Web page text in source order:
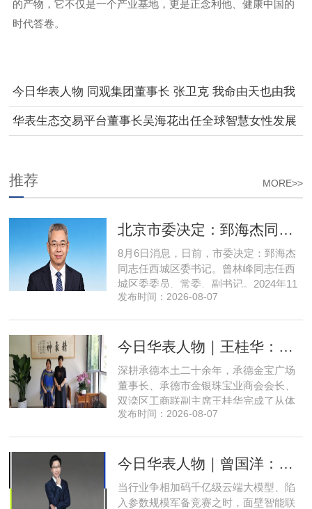
的产物，它不仅是一个产业基地，更是正念利他、健康中国的
时代答卷。
今日华表人物 同观集团董事长 张卫克 我命由天也由我
——博鳌乐活，锚定非药物健康产业新坐标
华表生态交易平台董事长吴海花出任全球智慧女性发展
MORE>>
推荐
北京市委决定：郅海杰同志任西城区委书记
8月6日消息，日前，市委决定：郅海杰
同志任西城区委书记。曾林峰同志任西
城区委委员、常委、副书记。2024年11
月，郅海杰任北京市西城区委副书记，
记、区长。至此番履新。郅海杰，男，
职研究生，中共党员。曾任北京
发布时间：2026-08-07
今日华表人物｜王桂华：扎根承德守本心，三度跨界深耕本土实业新征程
深耕承德本土二十余年，承德金宝广场
董事长、承德市金银珠宝业商会会长、
双滦区工商联副主席王桂华完成了从体
制内从业者、玉石珠宝创业者，到地产
来，三四线城市创业最忌讳浮躁跟风、
立足本地需求顺势迭代，方能穿
发布时间：2026-08-07
今日华表人物｜曾国洋：弃参数内卷，以知识密度铸就端侧 AI 新未来
当行业争相加码千亿级云端大模型、陷
入参数规模军备竞赛之时，面壁智能联